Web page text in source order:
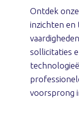
Ontdek
inzichten en
sollicitaties
voorsprong